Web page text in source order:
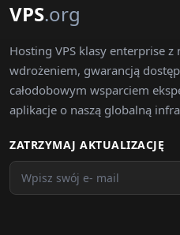
VPS.org
Hosting VPS klasy enterprise
wdrożeniem, gwarancją
całodobowym wsparciem
aplikacje o naszą globalną
ZATRZYMAJ AKTUALIZACJĘ